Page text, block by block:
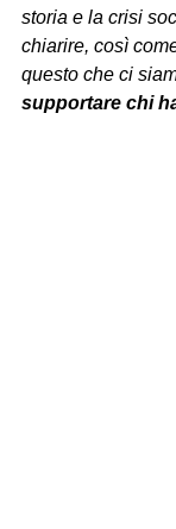
storia e la crisi
chiarire, così
questo che ci
supportare chi